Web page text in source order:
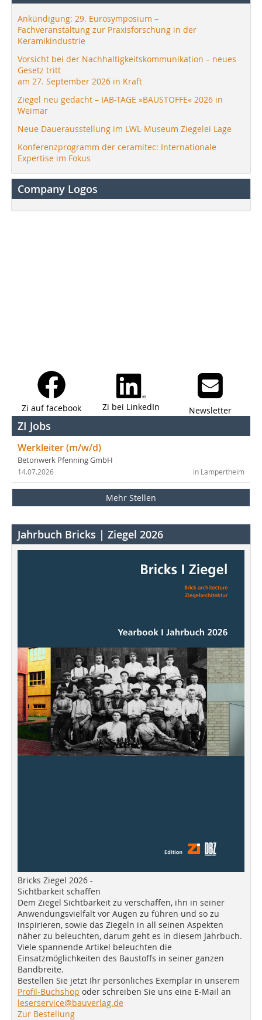
Ankündigung: 29. Eurosymposium –
Fachveranstaltung zur Praxisforschung in der
Keramikindustrie
Vorsicht bei der Nachhaltigkeitskommunikation – neues
Gesetz tritt
am 27. September 2026 in Kraft
Ziegel neu gedacht – IAB-TAGE »BAUSTOFFE« 2026 in
Weimar
Neue Dauerausstellung im LWL-Museum Ziegelei Lage
Konferenzprogramm der ceramitec: Internationale
Expertise im Fokus
Company Logos
Zi auf facebook Zi bei LinkedIn Newsletter
ZI Jobs
Werkleiter (m/w/d)
Betonwerk Pfenning GmbH
in Lampertheim
14.07.2026
Mehr Stellen
Jahrbuch Bricks | Ziegel 2026
Bricks Ziegel 2026 -
Sichtbarkeit schaffen
Dem Ziegel Sichtbarkeit zu verschaffen, ihn in seiner
Anwendungsvielfalt vor Augen zu führen und so zu
inspirieren, sowie das Ziegeln in all seinen Aspekten
näher zu beleuchten, darum geht es in diesem Jahrbuch.
Viele spannende Artikel beleuchten die
Einsatzmöglichkeiten des Baustoffs in seiner ganzen
Bandbreite.
Bestellen Sie jetzt Ihr persönliches Exemplar in unserem
Profil-Buchshop oder schreiben Sie uns eine E-Mail an
leserservice@bauverlag.de
Zur Bestellung